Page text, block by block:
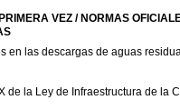
VEZ / NORMAS
en las descargas de aguas
de la Ley de Infraestructura de la